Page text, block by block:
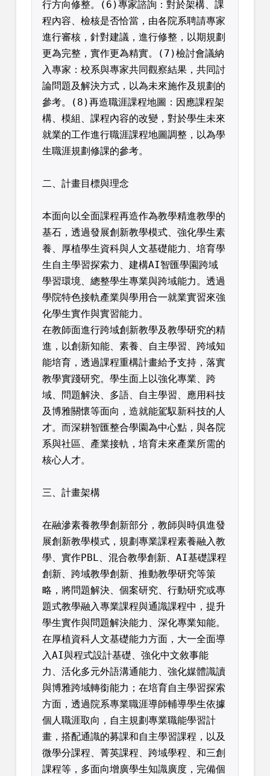
行方向修整。(6)專家諮詢：對於架構、課
程內容、檢核是否恰當，由各院系聘請專家
進行審核，針對建議，進行修整，以期規劃
更為完整，實作更為精實。(7)檢討會議納
入專家：校系與專家共同觀察結果，共同討
論問題及解決方式，以為未來施作及規劃的
參考。(8)再造職涯課程地圖：因應課程架
構、模組、課程內容的改變，對於學生未來
就業的工作進行職涯課程地圖調整，以為學
生職涯規劃修課的參考。
二、計畫目標與理念
本面向以全面課程再造作為教學精進教學的
基石，透過發展創新教學模式、強化學生素
養、厚植學生資科與人文基礎能力、培育學
生自主學習探索力、建構AI智匯學園跨域
學習環境、總整學生專業與跨域能力。透過
學院特色接軌產業與學用合一就業實習來強
化學生實作與實習能力。
在教師面進行跨域創新教學及教學研究的精
進，以創新知能、素養、自主學習、跨域知
能培育，透過課程重構計畫給予支持，落實
教學實踐研究。學生面上以強化專業、跨
域、問題解決、多語、自主學習、應用科技
及博雅關懷等面向，造就能駕馭新科技的人
才。而深耕智匯整合學園為中心點，與各院
系與社區、產業接軌，培育未來產業所需的
核心人才。
三、計畫架構
在融滲素養教學創新部分，教師與時俱進發
展創新教學模式，規劃專業課程素養融入教
學、實作PBL、混合教學創新、AI基礎課程
創新、跨域教學創新、推動教學研究等策
略，將問題解決、個案研究、行動研究或專
題式教學融入專業課程與通識課程中，提升
學生實作與問題解決能力、深化專業知能。
在厚植資科人文基礎能力方面，大一全面導
入AI與程式設計基礎、強化中文敘事能
力、活化多元外語溝通能力、強化媒體識讀
與博雅跨域轉銜能力；在培育自主學習探索
方面，透過院系專業職涯導師輔導學生依據
個人職涯取向，自主規劃專業職能學習計
畫，搭配通識的募課和自主學習課程，以及
微學分課程、菁英課程、跨域學程、和三創
課程等，多面向增廣學生知識廣度，完備個